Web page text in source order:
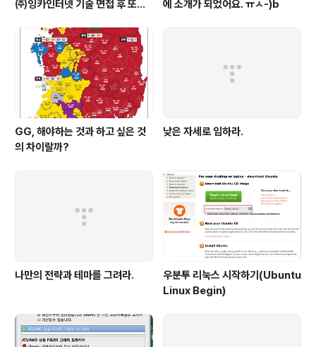
㈜잉카인터넷 기술 면접 후 또한
에 소개가 되었어요. ㅠㅅ-)b
GG, 해야하는 것과 하고 싶은 것
의 차이랄까?
낮은 자세로 임하라.
나만의 전략과 테마를 그려라.
우분투 리눅스 시작하기(Ubuntu
Linux Begin)